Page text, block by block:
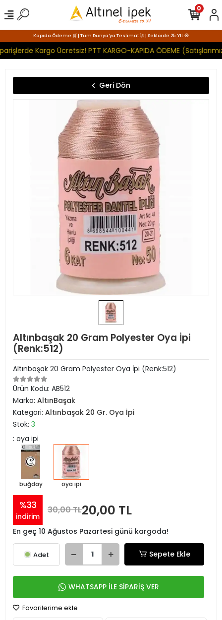
Kapıda Ödeme 🛒 | Tüm Dünya'ya Teslimat 🚀 | Sektörde 25. YIL 🧿
Kargo Ücretsiz! PTT KARGO-KAPIDA ÖDEME
0
Geri Dön
Altınbaşak 20 Gram Polyester Oya İpi
(Renk:512)
Altınbaşak 20 Gram Polyester Oya İpi (Renk:512)
Ürün Kodu: AB512
Marka: AltınBaşak
Kategori: Altınbaşak 20 Gr. Oya İpi
Stok: 3
: oya ipi
buğday oya ipi
%33
indirim
30,00 TL20,00 TL
En geç 10 Ağustos Pazartesi günü kargoda!
Adet Sepete Ekle
WHATSAPP İLE SİPARİŞ VER
Favorilerime ekle